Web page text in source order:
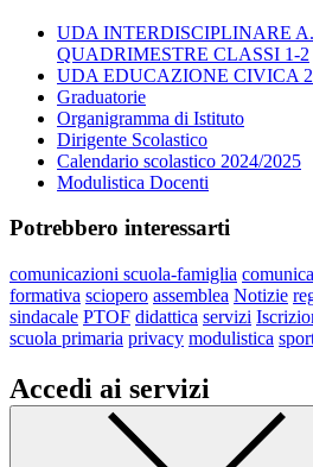
UDA INTERDISCIPLINARE
QUADRIMESTRE CLASSI 1-2
UDA EDUCAZIONE CIVICA
Graduatorie
Organigramma di Istituto
Dirigente Scolastico
Calendario scolastico 2024/2025
Modulistica Docenti
Potrebbero interessarti
comunicazioni scuola-famiglia
formativa sciopero assemblea Notizie
sindacale PTOF didattica servizi
scuola primaria privacy modulistica
Accedi ai servizi